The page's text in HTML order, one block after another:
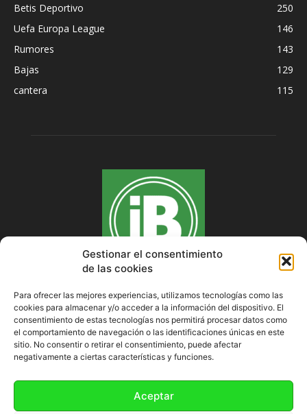
Gestionar el consentimiento
de las cookies
Para ofrecer las mejores experiencias, utilizamos tecnologías como las
cookies para almacenar y/o acceder a la información del dispositivo. El
consentimiento de estas tecnologías nos permitirá procesar datos como
el comportamiento de navegación o las identificaciones únicas en este
sitio. No consentir o retirar el consentimiento, puede afectar
negativamente a ciertas características y funciones.
Aceptar
Betis Deportivo
250
Uefa Europa League
146
Rumores
143
Bajas
129
cantera
115
SOBRE NOSOTROS